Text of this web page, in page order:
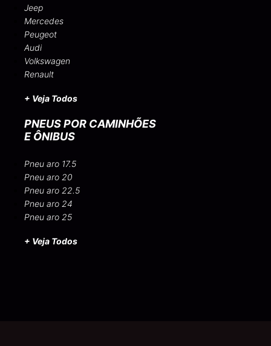
Jeep
Mercedes
Peugeot
Audi
Volkswagen
Renault
+ Veja Todos
PNEUS POR CAMINHÕES
E ÔNIBUS
Pneu aro 17.5
Pneu aro 20
Pneu aro 22.5
Pneu aro 24
Pneu aro 25
+ Veja Todos